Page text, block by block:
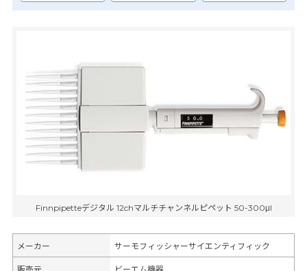
Finnpipetteデジタル 12chマルチチャンネルピペット 50-300μl
メーカー サーモフィッシャーサイエンティフィック